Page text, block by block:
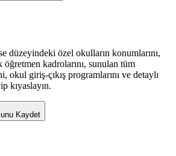
düzeyindeki özel okulların konumlarını,
kadrolarını, sunulan tüm
okul giriş-çıkış programlarını ve detaylı
kıyaslayın.
Kaydet